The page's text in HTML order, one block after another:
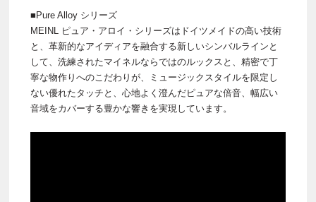
■Pure Alloy シリーズ
MEINL ピュア・アロイ・シリーズはドイツメイドの高い技術
と、革新的なアイディアを融合する新しいシンバルラインと
して、洗練されたマイネルならではのルックスと、精密で丁
寧な物作りへのこだわりが、ミュージックスタイルを限定し
ない優れたタッチと、心地よく澄んだピュアな倍音、幅広い
音域をカバーする豊かな響きを実現しています。